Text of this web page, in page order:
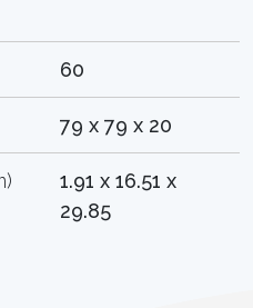
60
79 x 79 x 20
1.91 x 16.51 x
29.85